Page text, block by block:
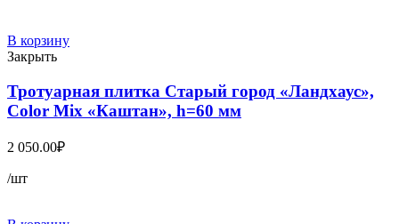
В корзину
Закрыть
Тротуарная плитка Старый город «Ландхаус»,
Color Mix «Каштан», h=60 мм
2 050.00₽
/шт